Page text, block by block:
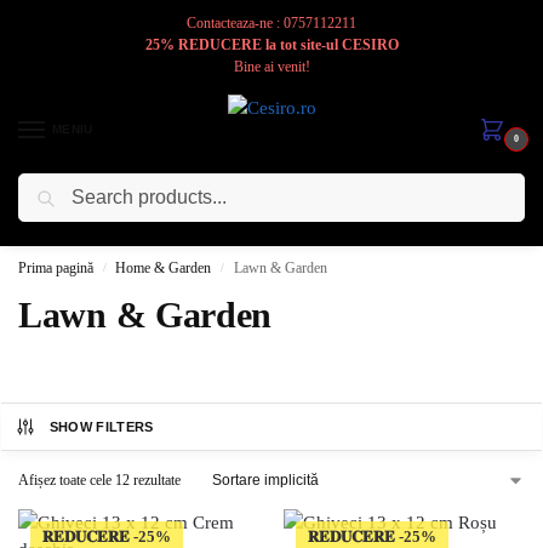
Contacteaza-ne : 0757112211
25% REDUCERE la tot site-ul CESIRO
Bine ai venit!
0
Cesiro
Prima pagină / Home & Garden / Lawn & Garden
Lawn & Garden
SHOW FILTERS
Afișez toate cele 12 rezultate
𝐑𝐄𝐃𝐔𝐂𝐄𝐑𝐄 𝐑𝐄𝐃𝐔𝐂𝐄𝐑𝐄